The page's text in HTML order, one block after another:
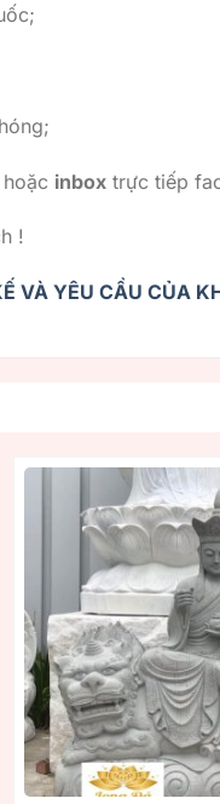
hoặc inbox trực tiếp
!
VÀ YÊU CẦU CỦA